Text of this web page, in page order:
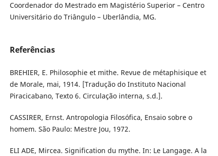
Coordenador do Mestrado em Magistério Superior – Centro
Universitário do Triângulo – Uberlândia, MG.
Referências
BREHIER, E. Philosophie et mithe. Revue de métaphisique et
de Morale, mai, 1914. [Tradução do Instituto Nacional
Piracicabano, Texto 6. Circulação interna, s.d.].
CASSIRER, Ernst. Antropologia Filosófica, Ensaio sobre o
homem. São Paulo: Mestre Jou, 1972.
ELI ADE, Mircea. Signification du mythe. In: Le Langage. A la